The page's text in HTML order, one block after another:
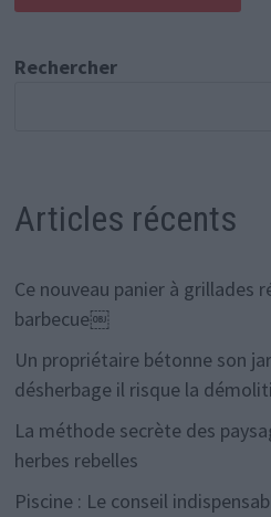
Rechercher
Articles récents
Ce nouveau panier à grillades
barbecue￼
Un propriétaire bétonne son
désherbage il risque la
La méthode secrète des
herbes rebelles
Piscine : Le conseil